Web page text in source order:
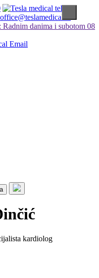
office@teslamedical.rs
Radnim danima i subotom 08
kardiolog